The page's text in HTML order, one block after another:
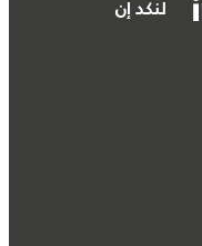
لنكد إن